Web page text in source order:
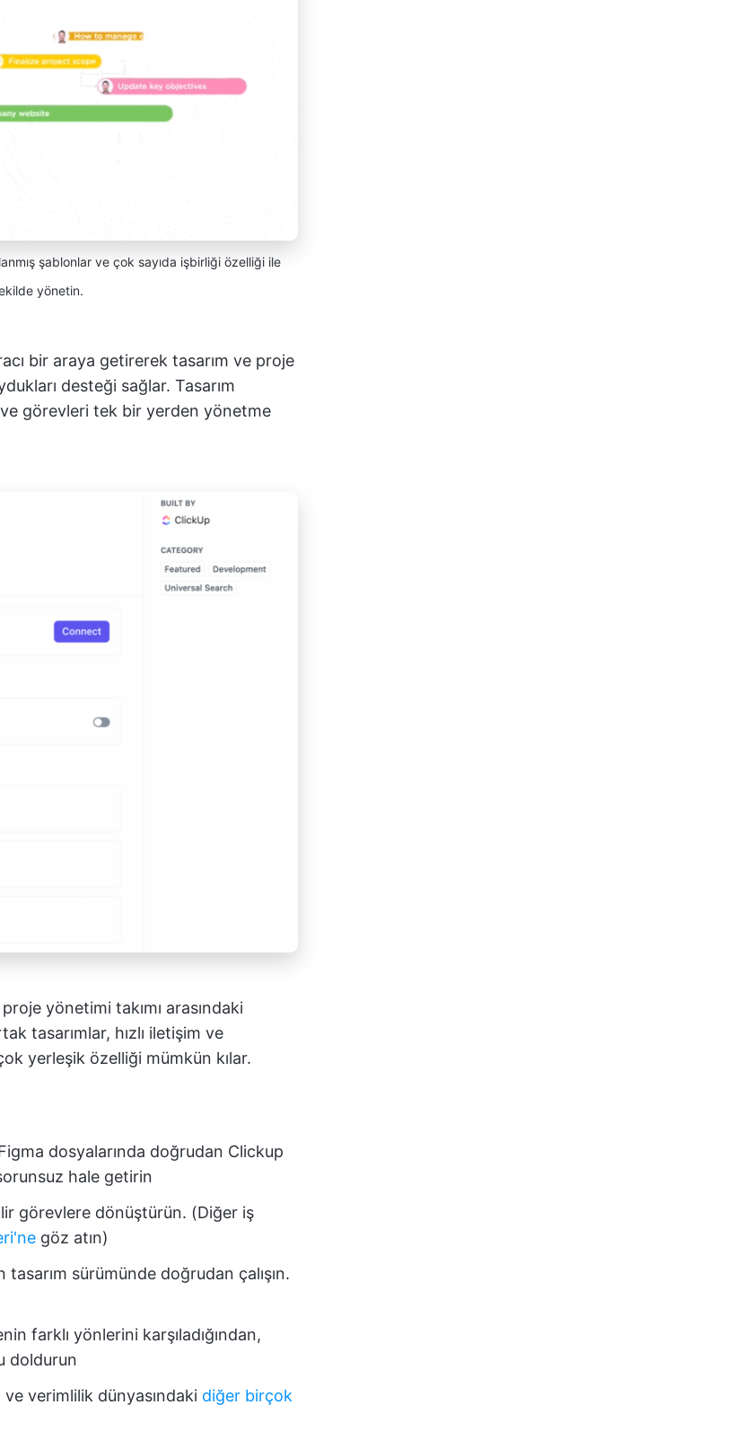
şablonlar ve çok sayıda işbirliği özelliği ile
yönetin.
bir araya getirerek tasarım ve proje
desteği sağlar. Tasarım
görevleri tek bir yerden yönetme
proje yönetimi takımı arasındaki
tasarımlar, hızlı iletişim ve
yerleşik özelliği mümkün kılar.
dosyalarında doğrudan Clickup
hale getirin
görevlere dönüştürün. (Diğer iş
göz atın)
sürümünde doğrudan çalışın.
farklı yönlerini karşıladığından,
doldurun
ve verimlilik dünyasındaki diğer birçok